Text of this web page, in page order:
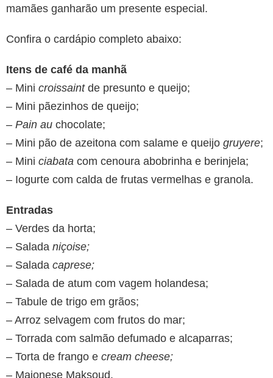
mamães ganharão um presente especial.
Confira o cardápio completo abaixo:
Itens de café da manhã
– Mini croissaint de presunto e queijo;
– Mini pãezinhos de queijo;
– Pain au chocolate;
– Mini pão de azeitona com salame e queijo gruyere;
– Mini ciabata com cenoura abobrinha e berinjela;
– Iogurte com calda de frutas vermelhas e granola.
Entradas
– Verdes da horta;
– Salada niçoise;
– Salada caprese;
– Salada de atum com vagem holandesa;
– Tabule de trigo em grãos;
– Arroz selvagem com frutos do mar;
– Torrada com salmão defumado e alcaparras;
– Torta de frango e cream cheese;
– Maionese Maksoud.